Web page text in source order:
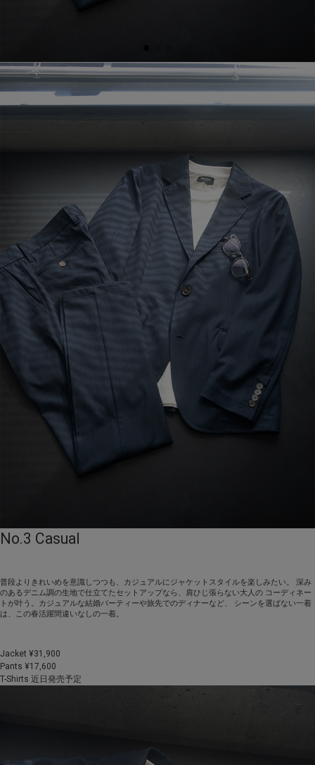
No.3 Casual
普段よりきれいめを意識しつつも、カジュアルにジャケットスタイルを楽しみたい。 深み
のあるデニム調の生地で仕立てたセットアップなら、肩ひじ張らない大人の コーディネー
トが叶う。カジュアルな結婚パーティーや旅先でのディナーなど、 シーンを選ばない一着
は、この春活躍間違いなしの一着。
Jacket ¥31,900
Pants ¥17,600
T-Shirts 近日発売予定